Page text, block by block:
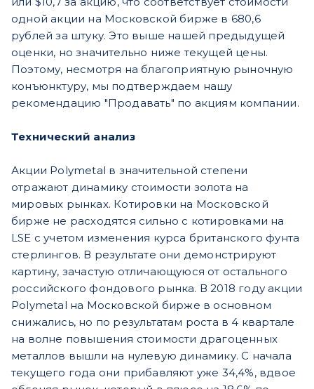
одной акции на Московской бирже в 680,6
рублей за штуку. Это выше нашей предыдущей
оценки, но значительно ниже текущей цены.
Поэтому, несмотря на благоприятную рыночную
конъюнктуру, мы подтверждаем нашу
рекомендацию "Продавать" по акциям компании.
Технический анализ
Акции Polymetal в значительной степени
отражают динамику стоимости золота на
мировых рынках. Котировки на Московской
бирже не расходятся сильно с котировками на
LSE с учетом изменения курса британского фунта
стерлингов. В результате они демонстрируют
картину, зачастую отличающуюся от остального
российского фондового рынка. В 2018 году акции
Polymetal на Московской бирже в основном
снижались, но по результатам роста в 4 квартале
на волне повышения стоимости драгоценных
металлов вышли на нулевую динамику. С начала
текущего года они прибавляют уже 34,4%, вдвое